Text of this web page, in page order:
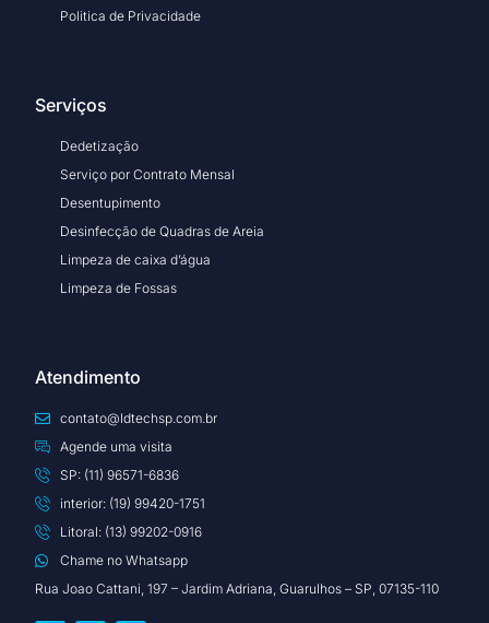
Politica de Privacidade
Serviços
Dedetização
Serviço por Contrato Mensal
Desentupimento
Desinfecção de Quadras de Areia
Limpeza de caixa d’água
Limpeza de Fossas
Atendimento
contato@ldtechsp.com.br
Agende uma visita
SP: (11) 96571-6836
interior: (19) 99420-1751
Litoral: (13) 99202-0916
Chame no Whatsapp
Rua Joao Cattani, 197 – Jardim Adriana, Guarulhos – SP, 07135-110